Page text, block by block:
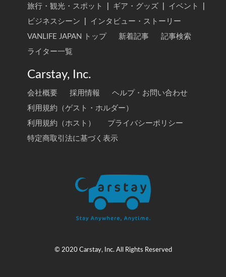
旅行・観光・スポット
ギア・グッズ イベント
ビジネスシーン
インタビュー・ストーリー
VANLIFE JAPAN トップ
新着記事
記事検索
ライター一覧
Carstay, Inc.
会社概要 採用情報
ヘルプ・お問い合わせ
利用規約（ゲスト・ホルダー）
利用規約（ホスト）
プライバシーポリシー
特定商取引法に基づく表示
© 2020 Carstay, Inc. All Rights Reserved